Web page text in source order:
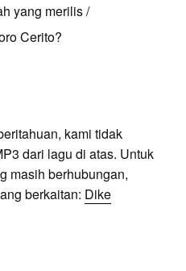
yang merilis /
Cerito?
kami tidak
dari lagu di atas. Untuk
masih berhubungan,
berkaitan: Dike